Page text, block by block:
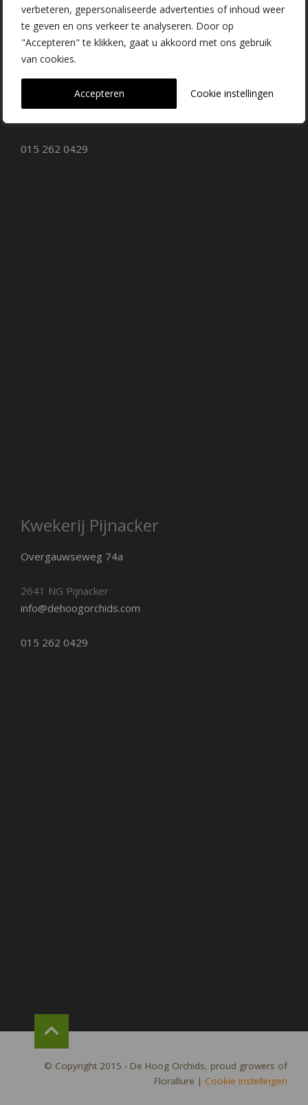
verbeteren, gepersonaliseerde advertenties of inhoud weer
te geven en ons verkeer te analyseren. Door op
"Accepteren" te klikken, gaat u akkoord met ons gebruik
van cookies.
Cookie instellingen
Accepteren
Kwekerij Delfgauw
Vrederustlaan 10
2645 AW Delfgauw
015 262 0429
Kwekerij Pijnacker
Overgauwseweg 74a
2641 NG Pijnacker
info@dehoogorchids.com
015 262 0429
© Copyright 2015 - De Hoog Orchids, proud growers of
Florallure | Cookie instellingen